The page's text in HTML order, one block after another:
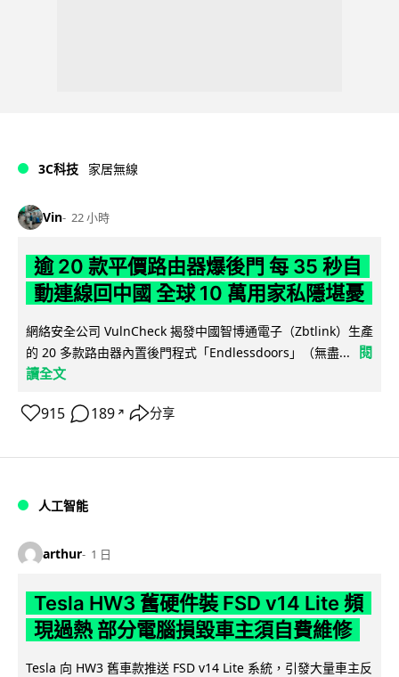
3C科技 家居無線
Vin 22 小時
逾 20 款平價路由器爆後門 每 35 秒自
動連線回中國 全球 10 萬用家私隱堪憂
網絡安全公司 VulnCheck 揭發中國智博通電子（Zbtlink）生產
的 20 多款路由器內置後門程式「Endlessdoors」（無盡...
閱
讀全文
915 189 ↗ 分享
人工智能
arthur 1 日
Tesla HW3 舊硬件裝 FSD v14 Lite 頻
現過熱 部分電腦損毀車主須自費維修
Tesla 向 HW3 舊車款推送 FSD v14 Lite 系統，引發大量車主反